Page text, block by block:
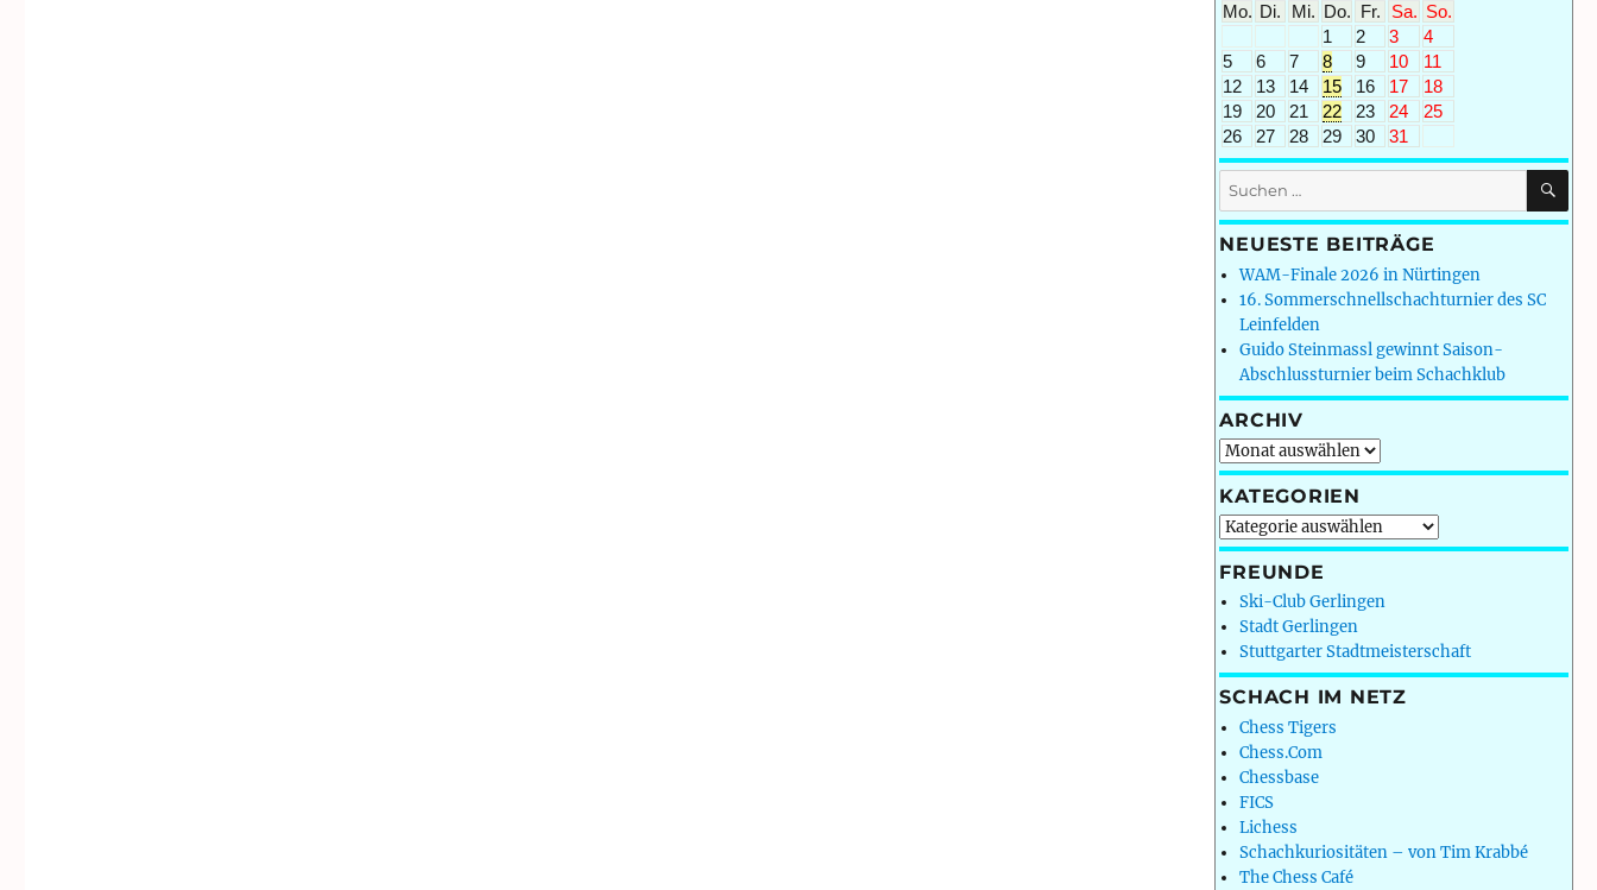
Mo. Di. Mi. Do. Fr. Sa. So.
1
2 3
4
5
6 7 8 9 10
11
12
13 14 15 16 17
18
19
20 21 22 23 24
25
26
27 28 29 30 31
Suchen
nach:
NEUESTE BEITRÄGE
WAM-Finale 2026 in Nürtingen
16. Sommerschnellschachturnier des SC
Leinfelden
Guido Steinmassl gewinnt Saison-
Abschlussturnier beim Schachklub
ARCHIV
Archiv
KATEGORIEN
Kategorien
FREUNDE
Ski-Club Gerlingen
Stadt Gerlingen
Stuttgarter Stadtmeisterschaft
SCHACH IM NETZ
Chess Tigers
Chess.Com
Chessbase
FICS
Lichess
Schachkuriositäten – von Tim Krabbé
The Chess Café